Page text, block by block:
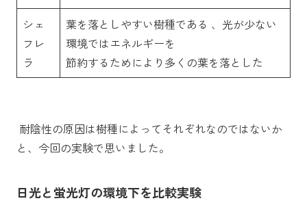
シェ
フレ
ラ
葉を落としやすい樹種である 、光が少ない
環境ではエネルギーを
節約するためにより多くの葉を落とした
耐陰性の原因は樹種によってそれぞれなのではないか
と、今回の実験で思いました。
日光と蛍光灯の環境下を比較実験